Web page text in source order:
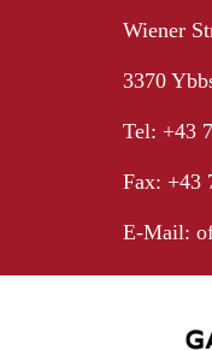
Wiener
3370
Tel: +43
Fax: +43
E-Mail: